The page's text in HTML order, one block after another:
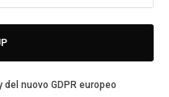
nuovo GDPR europeo